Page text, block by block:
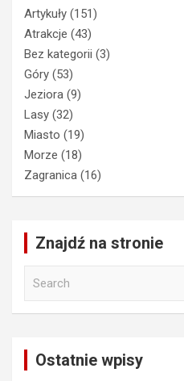
Artykuły (151)
Atrakcje (43)
Bez kategorii (3)
Góry (53)
Jeziora (9)
Lasy (32)
Miasto (19)
Morze (18)
Zagranica (16)
Znajdź na stronie
Ostatnie wpisy